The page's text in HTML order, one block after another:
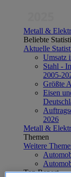
Metall &
Beliebte
Aktuelle
Umsatz
Stahl -
2005-
Größte
Eisen
2026
Metall &
Themen
Weitere
Top Report